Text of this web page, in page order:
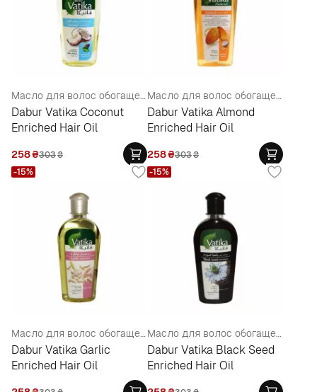
Масло для волос обогащенное кокосом
Dabur Vatika Coconut
Enriched Hair Oil
258₴303₴
Масло для волос обогащенное миндалем
Dabur Vatika Almond
Enriched Hair Oil
258₴303₴
Масло для волос обогащенное чесноком
Dabur Vatika Garlic
Enriched Hair Oil
-15%
Масло для волос обогащенное черным тмином
Dabur Vatika Black Seed
Enriched Hair Oil
-15%